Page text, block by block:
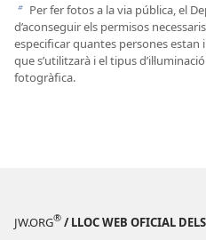
b Per fer fotos a la via pública, el
d’aconseguir els permisos
especificar quantes persones estan
que s’utilitzarà i el tipus
fotogràfica.
JW.ORG® / LLOC WEB OFICIAL